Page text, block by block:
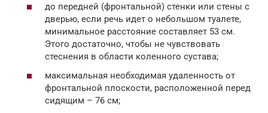
до передней (фронтальной) стенки или стены с
дверью, если речь идет о небольшом туалете,
минимальное расстояние составляет 53 см.
Этого достаточно, чтобы не чувствовать
стеснения в области коленного сустава;
максимальная необходимая удаленность от
фронтальной плоскости, расположенной перед
сидящим – 76 см;